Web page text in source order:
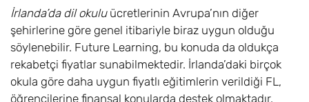
İrlanda’da dil okuluücretlerinin Avrupa’nın diğer
şehirlerine göre genel itibariyle biraz uygun olduğu
söylenebilir. Future Learning, bu konuda da oldukça
rekabetçi fiyatlar sunabilmektedir. İrlanda’daki birçok
okula göre daha uygun fiyatlı eğitimlerin verildiği FL,
öğrencilerine finansal konularda destek olmaktadır.